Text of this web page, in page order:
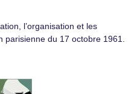
l’organisation et les
parisienne du 17 octobre 1961.